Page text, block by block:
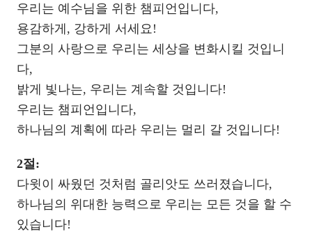
우리는 예수님을 위한 챔피언입니다,
용감하게, 강하게 서세요!
그분의 사랑으로 우리는 세상을 변화시킬 것입니
다,
밝게 빛나는, 우리는 계속할 것입니다!
우리는 챔피언입니다,
하나님의 계획에 따라 우리는 멀리 갈 것입니다!
2절:
다윗이 싸웠던 것처럼 골리앗도 쓰러졌습니다,
하나님의 위대한 능력으로 우리는 모든 것을 할 수
있습니다!